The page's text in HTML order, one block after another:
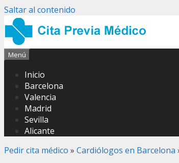
Saltar al contenido
Menú
Inicio
Barcelona
Valencia
Madrid
Sevilla
Alicante
Pedir cita médico » Cardiólogos en Barcelona